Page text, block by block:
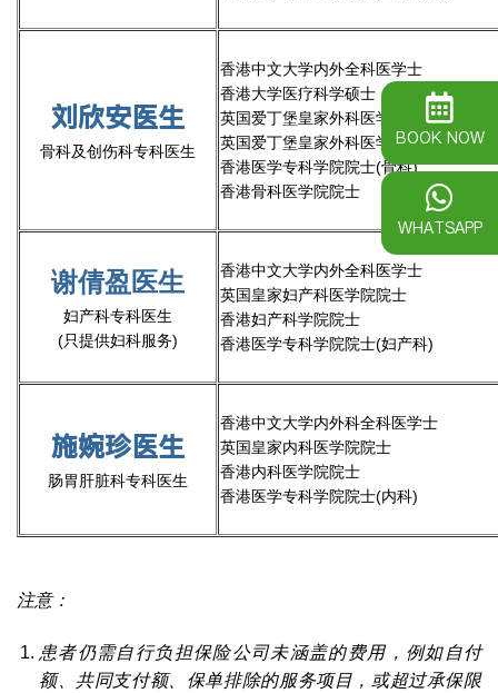
刘欣安医生
骨科及创伤科专科医生
香港中文大学内外全科医学士
香港大学医疗科学硕士
英国爱丁堡皇家外科医学院院员
英国爱丁堡皇家外科医学院骨科院士
香港医学专科学院院士(骨科)
香港骨科医学院院士
谢倩盈医生
妇产科专科医生
(只提供妇科服务)
香港中文大学内外全科医学士
英国皇家妇产科医学院院士
香港妇产科学院院士
香港医学专科学院院士(妇产科)
施婉珍医生
肠胃肝脏科专科医生
香港中文大学内外科全科医学士
英国皇家内科医学院院士
香港内科医学院院士
香港医学专科学院院士(内科)
注意：
患者仍需自行负担保险公司未涵盖的费用，例如自付
额、共同支付额、保单排除的服务项目，或超过承保限
BOOK NOW
WHATSAPP